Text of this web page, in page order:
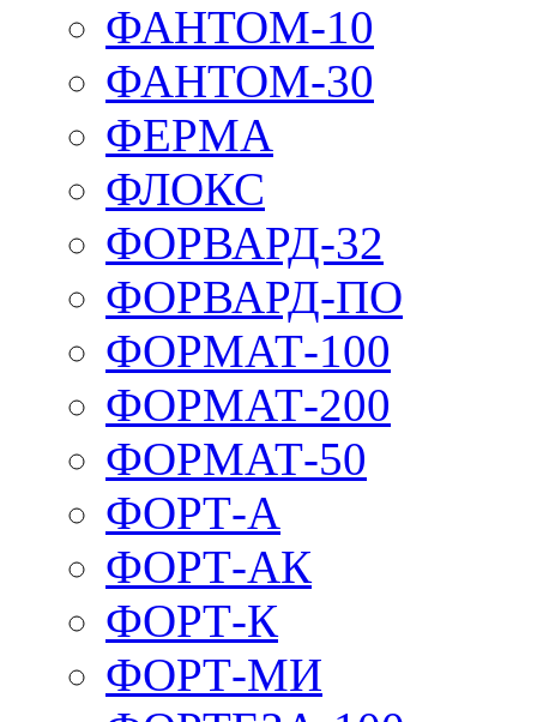
ФАНТОМ-10
ФАНТОМ-30
ФЕРМА
ФЛОКС
ФОРВАРД-32
ФОРВАРД-ПО
ФОРМАТ-100
ФОРМАТ-200
ФОРМАТ-50
ФОРТ-А
ФОРТ-АК
ФОРТ-К
ФОРТ-МИ